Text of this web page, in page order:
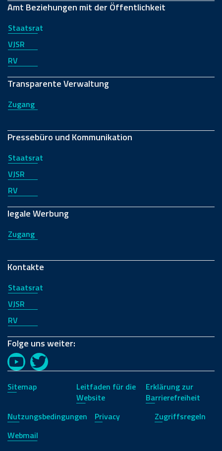
Amt Beziehungen mit der Öffentlichkeit
Staatsrat
VJSR
RV
Transparente Verwaltung
Zugang
Pressebüro und Kommunikation
Staatsrat
VJSR
RV
legale Werbung
Zugang
Kontakte
Staatsrat
VJSR
RV
Folge uns weiter:
YouTubeTwitter
Sitemap
Leitfaden für die
Website
Erklärung zur
Barrierefreiheit
Nutzungsbedingungen
Privacy
Zugriffsregeln
Webmail